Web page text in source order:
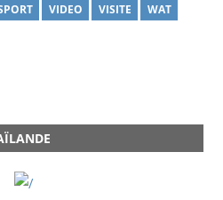
VIDEO VISITE
WAT